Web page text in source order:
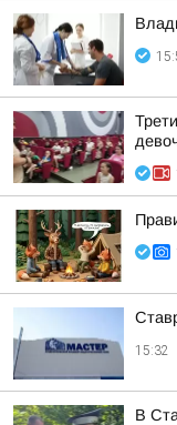
15:32
В